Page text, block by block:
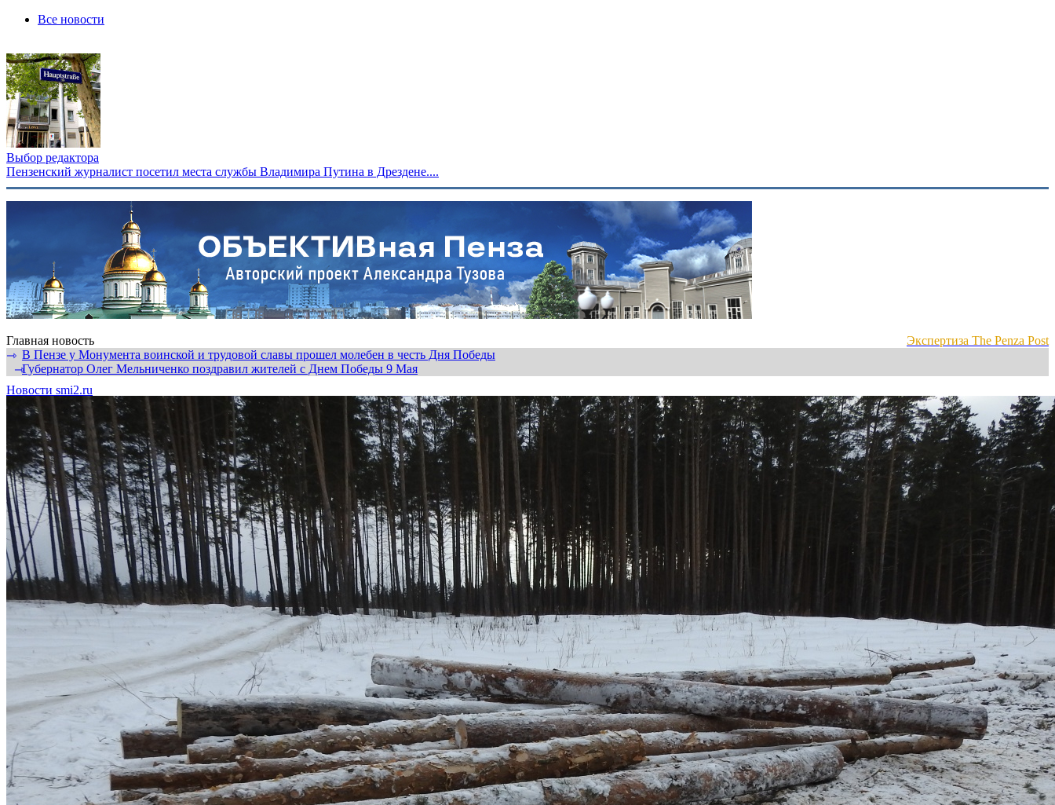
Все новости
Выбор редактора
Пензенский журналист посетил места службы Владимира Путина в Дрездене....
Главная новость
Экспертиза The Penza Post
⇾ В Пензе у Монумента воинской и трудовой славы прошел молебен в честь Дня Победы
⇾Губернатор Олег Мельниченко поздравил жителей с Днем Победы 9 Мая
Новости smi2.ru